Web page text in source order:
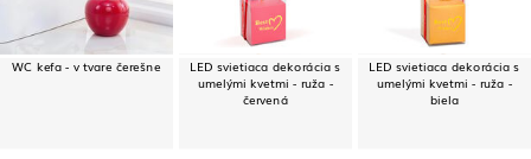
WC kefa - v tvare čerešne
LED svietiaca dekorácia s
umelými kvetmi - ruža -
červená
LED svietiaca dekorácia s
umelými kvetmi - ruža -
biela